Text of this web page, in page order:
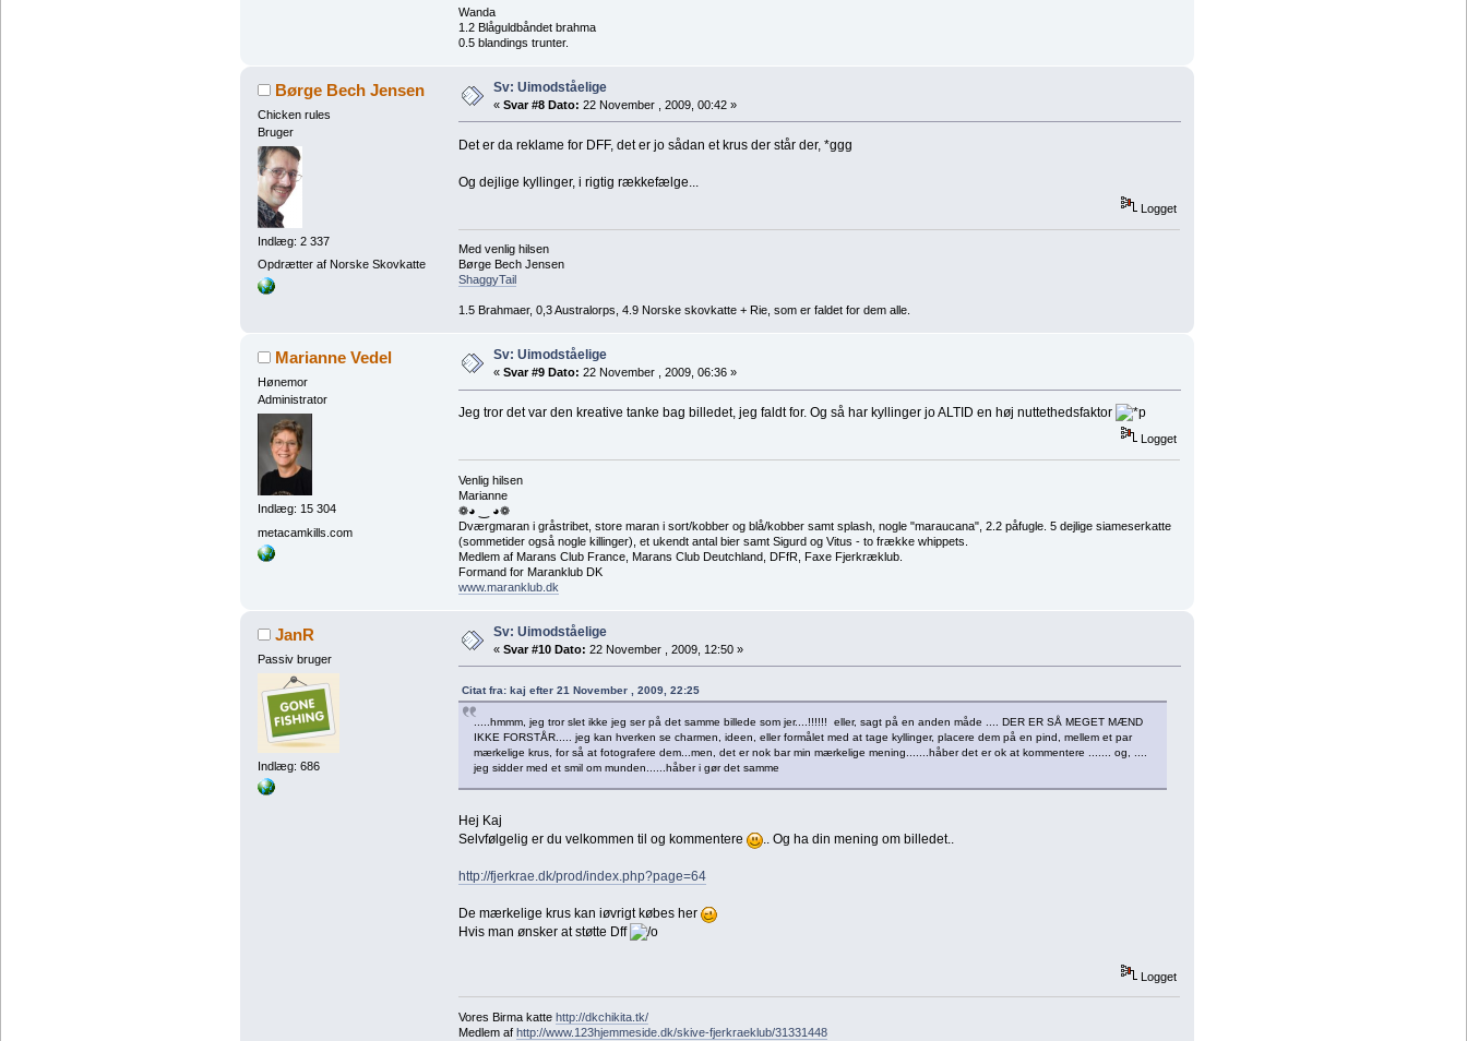
Wanda
1.2 Blåguldbåndet brahma
0.5 blandings trunter.
Børge Bech Jensen
Chicken rules
Bruger
Indlæg: 2 337
Opdrætter af Norske Skovkatte
Sv: Uimodståelige
« Svar #8 Dato: 22 November , 2009, 00:42 »
Det er da reklame for DFF, det er jo sådan et krus der står der, *ggg
Og dejlige kyllinger, i rigtig rækkefælge...
Logget
Med venlig hilsen
Børge Bech Jensen
ShaggyTail
1.5 Brahmaer, 0,3 Australorps, 4.9 Norske skovkatte + Rie, som er faldet for dem alle.
Marianne Vedel
Hønemor
Administrator
Indlæg: 15 304
metacamkills.com
Sv: Uimodståelige
« Svar #9 Dato: 22 November , 2009, 06:36 »
Jeg tror det var den kreative tanke bag billedet, jeg faldt for. Og så har kyllinger jo ALTID en høj nuttethedsfaktor
Logget
Venlig hilsen
Marianne
❁◕ ‿ ◕❁
Dværgmaran i gråstribet, store maran i sort/kobber og blå/kobber samt splash, nogle "maraucana", 2.2 påfugle. 5 dejlige siameserkatte
(sommetider også nogle killinger), et ukendt antal bier samt Sigurd og Vitus - to frække whippets.
Medlem af Marans Club France, Marans Club Deutchland, DFfR, Faxe Fjerkræklub.
Formand for Maranklub DK
www.maranklub.dk
JanR
Passiv bruger
Indlæg: 686
Sv: Uimodståelige
« Svar #10 Dato: 22 November , 2009, 12:50 »
Citat fra: kaj efter 21 November , 2009, 22:25
.....hmmm, jeg tror slet ikke jeg ser på det samme billede som jer....!!!!!! eller, sagt på en anden måde .... DER ER SÅ MEGET MÆND
IKKE FORSTÅR..... jeg kan hverken se charmen, ideen, eller formålet med at tage kyllinger, placere dem på en pind, mellem et par
mærkelige krus, for så at fotografere dem...men, det er nok bar min mærkelige mening.......håber det er ok at kommentere ....... og, ....
jeg sidder med et smil om munden......håber i gør det samme
Hej Kaj
Selvfølgelig er du velkommen til og kommentere
.. Og ha din mening om billedet..
http://fjerkrae.dk/prod/index.php?page=64
De mærkelige krus kan iøvrigt købes her
Hvis man ønsker at støtte Dff
Logget
Vores Birma katte http://dkchikita.tk/
Medlem af http://www.123hjemmeside.dk/skive-fjerkraeklub/31331448